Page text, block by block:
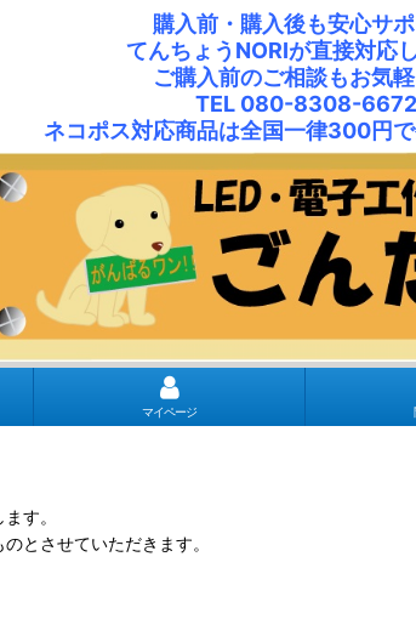
購入前・購入後も安心サ
てんちょうNORIが直接対応し
ご購入前のご相談もお気軽
TEL 080-8308-6672
ネコポス対応商品は全国一律300円で
マイページ
す。
とさせていただきます。